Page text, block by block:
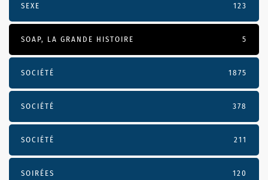
SEXE 123
SOAP, LA GRANDE HISTOIRE 5
SOCIÉTÉ 1875
SOCIÉTÉ 378
SOCIÉTÉ 211
SOIRÉES 120